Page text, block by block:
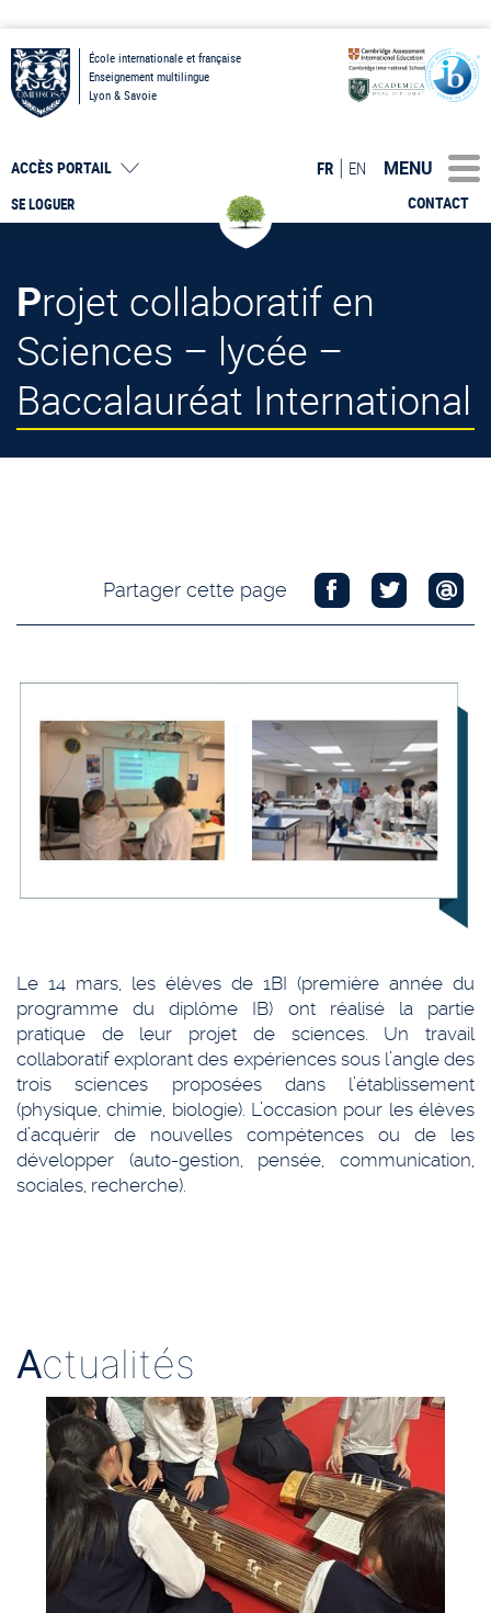
École internationale et française
Enseignement multilingue
Lyon & Savoie
SE LOGUER
ACCÈS PORTAIL
CONTACT
FR EN MENU
Projet collaboratif en
Sciences – lycée –
Baccalauréat International
Partager cette page
Le 14 mars, les élèves de 1BI (première année du
programme du diplôme IB) ont réalisé la partie
pratique de leur projet de sciences. Un travail
collaboratif explorant des expériences sous l’angle des
trois sciences proposées dans l’établissement
(physique, chimie, biologie). L’occasion pour les élèves
d’acquérir de nouvelles compétences ou de les
développer (auto-gestion, pensée, communication,
sociales, recherche).
Actualités